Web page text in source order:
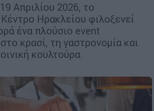
Απριλίου 2026, το
Ηρακλείου φιλοξενεί
ένα πλούσιο event
κρασί, τη γαστρονομία και
κουλτούρα.